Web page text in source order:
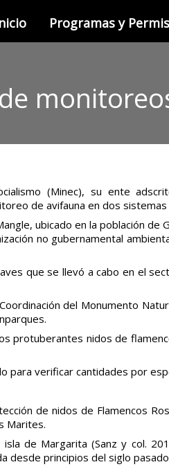
Programas y
(Minec), su ente
de avifauna en dos
ubicado en la población
no gubernamental
que se llevó a cabo en el
del Monumento
protuberantes nidos de
para verificar cantidades por
de nidos de Flamencos
Marites.
de Margarita (Sanz y col.
desde principios del siglo